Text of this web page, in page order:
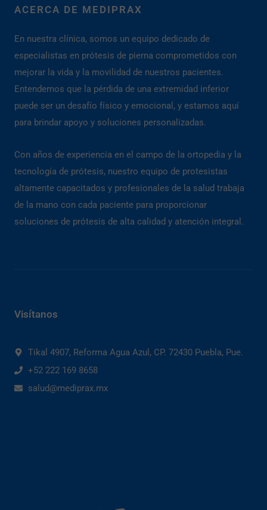
ACERCA DE MEDIPRAX
En nuestra clínica, somos un equipo dedicado de
especialistas en prótesis de pierna comprometidos con
mejorar la vida y la movilidad de nuestros pacientes.
Entendemos que la pérdida de una extremidad inferior
puede ser un desafío físico y emocional, y estamos aquí
para brindar apoyo y soluciones personalizadas.
Con años de experiencia en el campo de la ortopedia y la
tecnología de prótesis, nuestro equipo de protesistas
altamente capacitados y profesionales de la salud trabaja
de la mano con cada paciente para proporcionar
soluciones de prótesis de alta calidad y atención integral.
Visítanos
Tikal 4907, Reforma Agua Azul, CP. 72430 Puebla, Pue.
+52 222 169 8658
salud@mediprax.mx